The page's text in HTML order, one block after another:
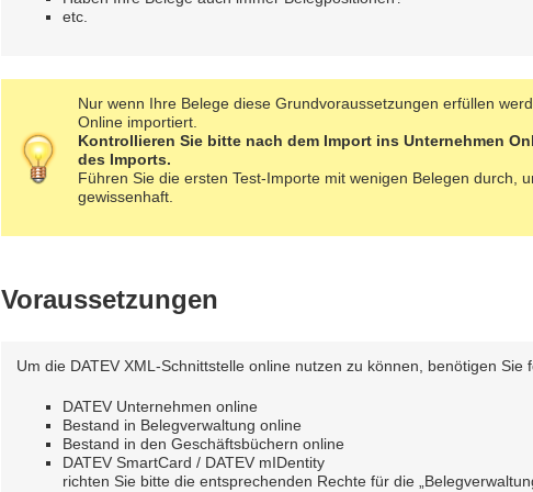
etc.
Nur wenn Ihre Belege diese Grundvoraussetzungen erfüllen
Online importiert.
Kontrollieren Sie bitte nach dem Import ins Unternehmen
des Imports.
Führen Sie die ersten Test-Importe mit wenigen Belegen durch,
gewissenhaft.
Voraussetzungen
Um die DATEV XML-Schnittstelle online nutzen zu können, benötigen Sie
DATEV Unternehmen online
Bestand in Belegverwaltung online
Bestand in den Geschäftsbüchern online
DATEV SmartCard / DATEV mIDentity
richten Sie bitte die entsprechenden Rechte für die